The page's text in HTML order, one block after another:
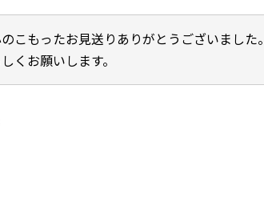
こもったお見送りありがとうございました。
くお願いします。